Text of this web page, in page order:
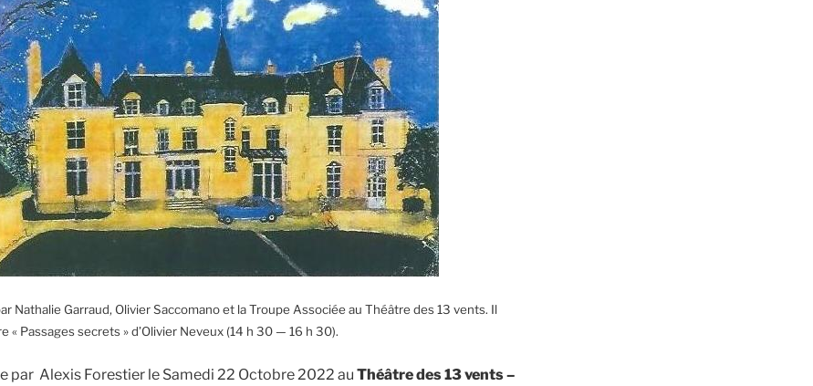
Nathalie Garraud, Olivier Saccomano et la Troupe Associée au Théâtre des 13 vents. Il
« Passages secrets » d’Olivier Neveux (14 h 30 — 16 h 30).
par Alexis Forestier le Samedi 22 Octobre 2022 au Théâtre des 13 vents –